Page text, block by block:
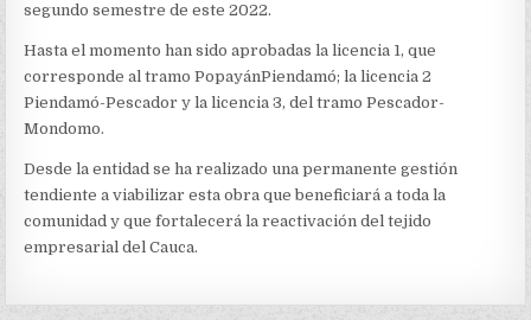
segundo semestre de este 2022.
Hasta el momento han sido aprobadas la licencia 1, que
corresponde al tramo PopayánPiendamó; la licencia 2
Piendamó-Pescador y la licencia 3, del tramo Pescador-
Mondomo.
Desde la entidad se ha realizado una permanente gestión
tendiente a viabilizar esta obra que beneficiará a toda la
comunidad y que fortalecerá la reactivación del tejido
empresarial del Cauca.